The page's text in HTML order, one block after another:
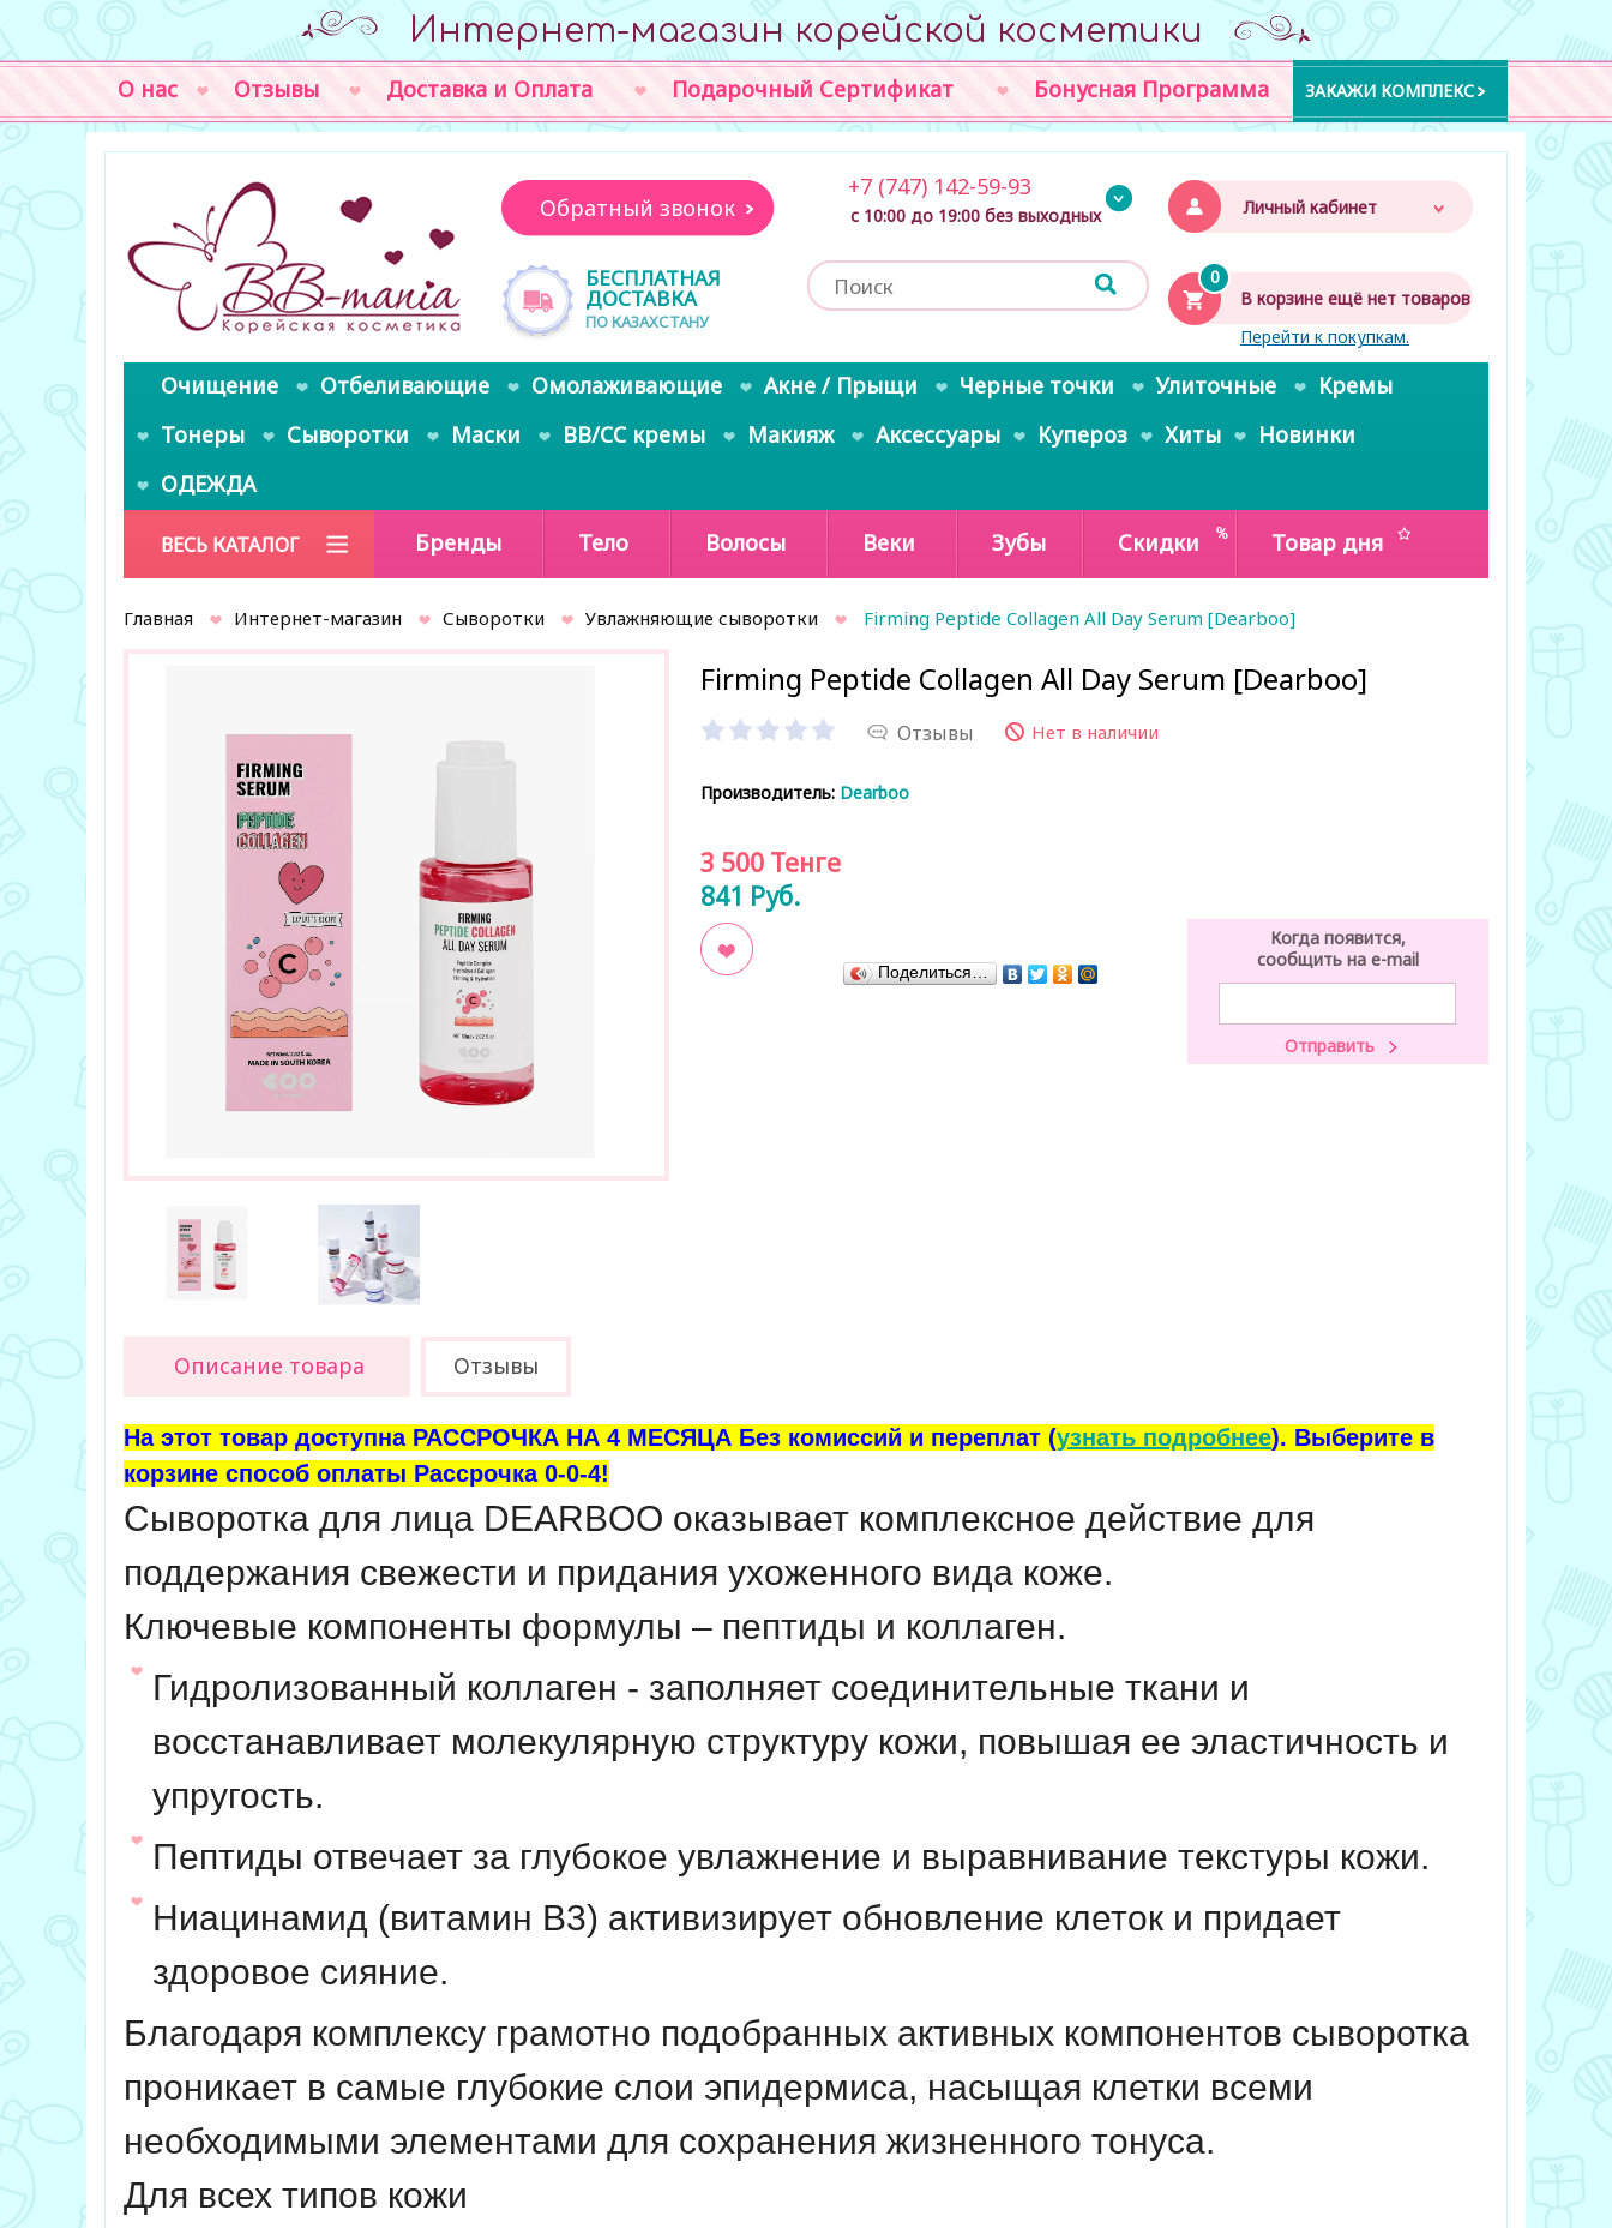
Интернет-магазин корейской косметики
О нас Отзывы Доставка и Оплата Подарочный Сертификат Бонусная Программа ЗАКАЖИ КОМПЛЕКС
Личный кабинет
0
В корзине ещё нет товаров
Перейти к покупкам.
Обратный звонок
БЕСПЛАТНАЯ
ДОСТАВКА
ПО КАЗАХСТАНУ
+7 (747) 142-59-93
с 10:00 до 19:00 без выходных
Очищение Отбеливающие Омолаживающие Акне / Прыщи Черные точки Улиточные
Кремы
Тонеры
Сыворотки Маски BB/CC кремы Макияж Аксессуары Купероз Хиты
Новинки
ОДЕЖДА
ВЕСЬ КАТАЛОГ Бренды Тело Волосы Веки Зубы Скидки Товар дня
Главная Интернет-магазин Сыворотки Увлажняющие сыворотки Firming Peptide Collagen All Day Serum [Dearboo]
Firming Peptide Collagen All Day Serum [Dearboo]
Отзывы Нет в наличии
Производитель: Dearboo
3 500 Тенге
841 Руб.
Когда появится,
сообщить на e-mail
Поделиться…
Описание товара Отзывы
На этот товар доступна РАССРОЧКА НА 4 МЕСЯЦА Без комиссий и переплат (узнать подробнее). Выберите в
корзине способ оплаты Рассрочка 0-0-4!
Cыворотка для лица DEARBOO оказывает комплексное действие для
поддержания свежести и придания ухоженного вида коже.
Ключевые компоненты формулы – пептиды и коллаген.
Гидролизованный коллаген - заполняет соединительные ткани и
восстанавливает молекулярную структуру кожи, повышая ее эластичность и
упругость.
Пептиды отвечает за глубокое увлажнение и выравнивание текстуры кожи.
Ниацинамид (витамин В3) активизирует обновление клеток и придает
здоровое сияние.
Благодаря комплексу грамотно подобранных активных компонентов сыворотка
проникает в самые глубокие слои эпидермиса, насыщая клетки всеми
необходимыми элементами для сохранения жизненного тонуса.
Для всех типов кожи